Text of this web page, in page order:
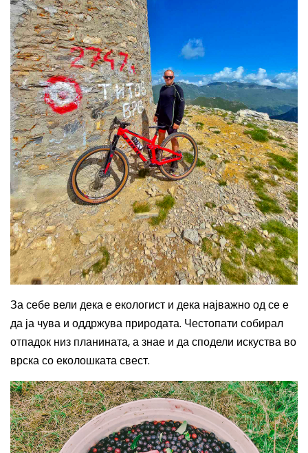
За себе вели дека е екологист и дека најважно од се е
да ја чува и оддржува природата. Честопати собирал
отпадок низ планината, а знае и да сподели искуства во
врска со еколошката свест.